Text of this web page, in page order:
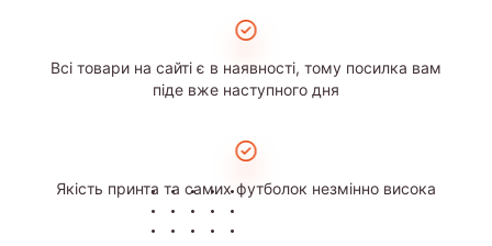
Всі товари на сайті є в наявності, тому посилка вам
піде вже наступного дня
Якість принта та самих футболок незмінно висока